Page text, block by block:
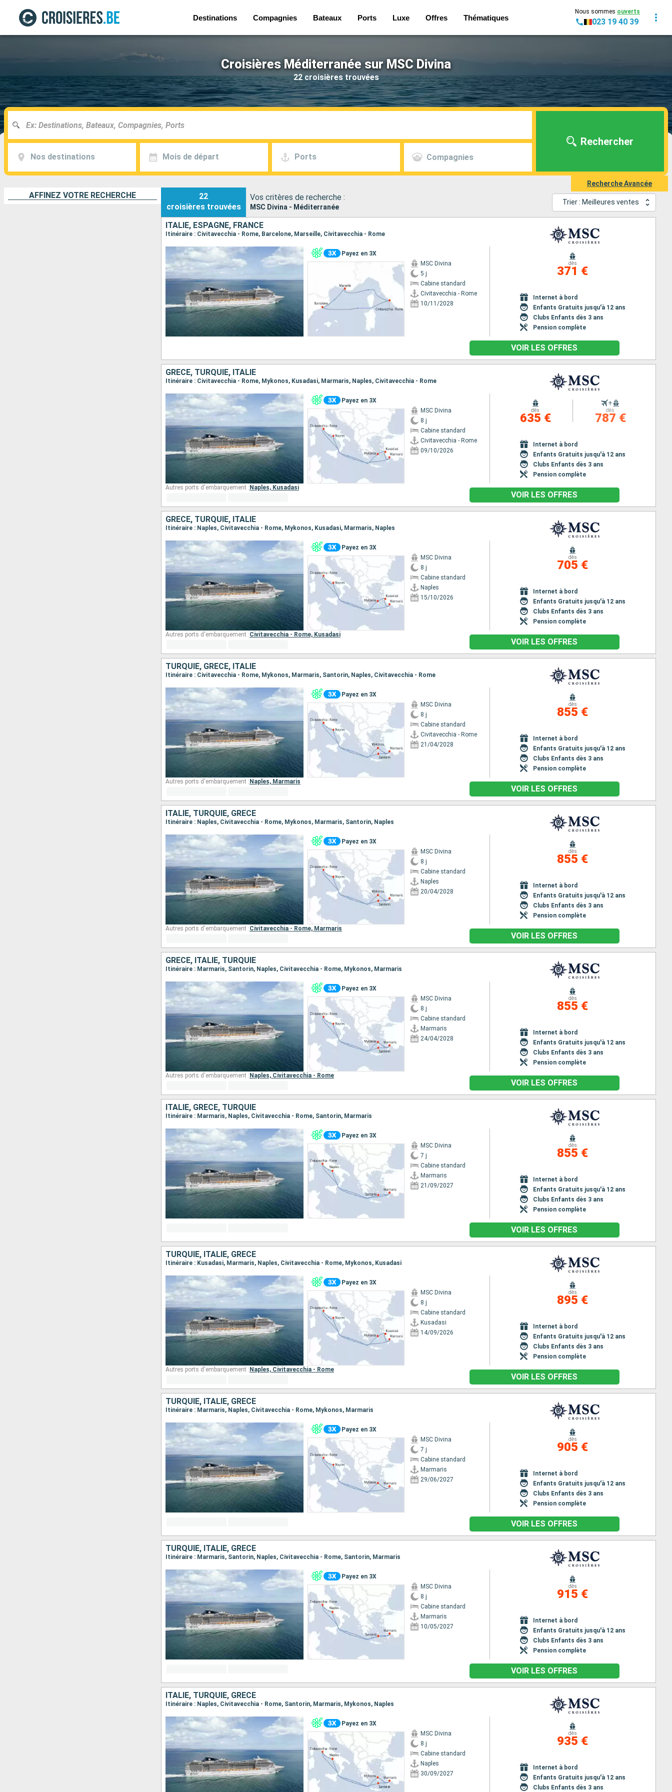
Destinations Compagnies Bateaux Ports Luxe Offres Thématiques
Nous sommes ouverts
023 19 40 39
Croisières Méditerranée sur MSC Divina
22 croisières trouvées
Nos destinations Mois de départ Ports Compagnies
Rechercher
Recherche Avancée
AFFINEZ VOTRE RECHERCHE
22
croisières trouvées
Vos critères de recherche :
MSC Divina - Méditerranée
Trier : Meilleures ventes
ITALIE, ESPAGNE, FRANCE
Itinéraire : Civitavecchia - Rome, Barcelone, Marseille, Civitavecchia - Rome
Payez en 3X
MSC Divina
5 j
Cabine standard
Civitavecchia - Rome
10/11/2028
dès
371 €
Internet à bord
Enfants Gratuits jusqu'à 12 ans
Clubs Enfants dès 3 ans
Pension complète
VOIR LES OFFRES
GRÈCE, TURQUIE, ITALIE
Itinéraire : Civitavecchia - Rome, Mykonos, Kusadasi, Marmaris, Naples, Civitavecchia - Rome
Payez en 3X
MSC Divina
8 j
Cabine standard
Civitavecchia - Rome
09/10/2026
dès
635 €
+
dès
787 €
Internet à bord
Enfants Gratuits jusqu'à 12 ans
Clubs Enfants dès 3 ans
Pension complète
Autres ports d'embarquement : Naples, Kusadasi
VOIR LES OFFRES
GRÈCE, TURQUIE, ITALIE
Itinéraire : Naples, Civitavecchia - Rome, Mykonos, Kusadasi, Marmaris, Naples
Payez en 3X
MSC Divina
8 j
Cabine standard
Naples
15/10/2026
dès
705 €
Internet à bord
Enfants Gratuits jusqu'à 12 ans
Clubs Enfants dès 3 ans
Pension complète
Autres ports d'embarquement :Civitavecchia - Rome, Kusadasi
VOIR LES OFFRES
TURQUIE, GRÈCE, ITALIE
Itinéraire : Civitavecchia - Rome, Mykonos, Marmaris, Santorin, Naples, Civitavecchia - Rome
Payez en 3X
MSC Divina
8 j
Cabine standard
Civitavecchia - Rome
21/04/2028
dès
855 €
Internet à bord
Enfants Gratuits jusqu'à 12 ans
Clubs Enfants dès 3 ans
Pension complète
Autres ports d'embarquement : Naples, Marmaris
VOIR LES OFFRES
ITALIE, TURQUIE, GRÈCE
Itinéraire : Naples, Civitavecchia - Rome, Mykonos, Marmaris, Santorin, Naples
Payez en 3X
MSC Divina
8 j
Cabine standard
Naples
20/04/2028
dès
855 €
Internet à bord
Enfants Gratuits jusqu'à 12 ans
Clubs Enfants dès 3 ans
Pension complète
Autres ports d'embarquement :Civitavecchia - Rome, Marmaris
VOIR LES OFFRES
GRÈCE, ITALIE, TURQUIE
Itinéraire : Marmaris, Santorin, Naples, Civitavecchia - Rome, Mykonos, Marmaris
Payez en 3X
MSC Divina
8 j
Cabine standard
Marmaris
24/04/2028
dès
855 €
Internet à bord
Enfants Gratuits jusqu'à 12 ans
Clubs Enfants dès 3 ans
Pension complète
Autres ports d'embarquement : Naples, Civitavecchia - Rome
VOIR LES OFFRES
ITALIE, GRÈCE, TURQUIE
Itinéraire : Marmaris, Naples, Civitavecchia - Rome, Santorin, Marmaris
Payez en 3X
MSC Divina
7 j
Cabine standard
Marmaris
21/09/2027
dès
855 €
Internet à bord
Enfants Gratuits jusqu'à 12 ans
Clubs Enfants dès 3 ans
Pension complète
VOIR LES OFFRES
TURQUIE, ITALIE, GRÈCE
Itinéraire : Kusadasi, Marmaris, Naples, Civitavecchia - Rome, Mykonos, Kusadasi
Payez en 3X
MSC Divina
8 j
Cabine standard
Kusadasi
14/09/2026
dès
895 €
Internet à bord
Enfants Gratuits jusqu'à 12 ans
Clubs Enfants dès 3 ans
Pension complète
Autres ports d'embarquement : Naples, Civitavecchia - Rome
VOIR LES OFFRES
TURQUIE, ITALIE, GRÈCE
Itinéraire : Marmaris, Naples, Civitavecchia - Rome, Mykonos, Marmaris
Payez en 3X
MSC Divina
7 j
Cabine standard
Marmaris
29/06/2027
dès
905 €
Internet à bord
Enfants Gratuits jusqu'à 12 ans
Clubs Enfants dès 3 ans
Pension complète
VOIR LES OFFRES
TURQUIE, ITALIE, GRÈCE
Itinéraire : Marmaris, Santorin, Naples, Civitavecchia - Rome, Santorin, Marmaris
Payez en 3X
MSC Divina
8 j
Cabine standard
Marmaris
10/05/2027
dès
915 €
Internet à bord
Enfants Gratuits jusqu'à 12 ans
Clubs Enfants dès 3 ans
Pension complète
VOIR LES OFFRES
ITALIE, TURQUIE, GRÈCE
Itinéraire : Naples, Civitavecchia - Rome, Santorin, Marmaris, Mykonos, Naples
Payez en 3X
MSC Divina
8 j
Cabine standard
Naples
30/09/2027
dès
935 €
Internet à bord
Enfants Gratuits jusqu'à 12 ans
Clubs Enfants dès 3 ans